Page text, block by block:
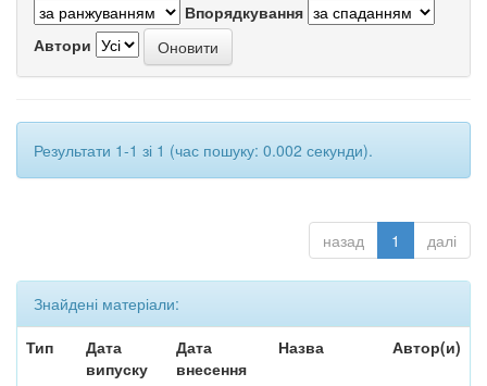
Впорядкування
Автори
Результати 1-1 зі 1 (час пошуку: 0.002 секунди).
назад 1 далі
Знайдені матеріали:
Тип
Дата
випуску
Дата
внесення
Назва Автор(и)